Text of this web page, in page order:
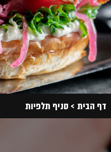
דף הבית סניף תלפיות